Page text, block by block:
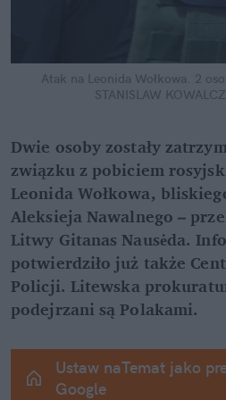
Atak na Leonida Wołkowa. 2
STANISLAW
Dwie osoby zostały
związku z pobiciem
Leonida Wołkowa,
Aleksieja Nawalnego –
Litwy Gitanas Nausėda.
potwierdziło już także
Policji. Litewska
podejrzani są Polakami.
Ustaw naTemat jako
Google